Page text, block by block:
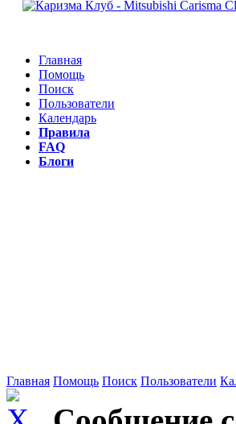
Главная
Помощь
Поиск
Пользователи
Календарь
Правила
FAQ
Блоги
Главная Помощь Поиск Пользователи